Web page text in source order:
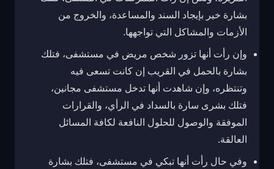
بشارة خير بإيجاد السند والمساعدة، والخروج من
الأزمات والمشاكل التي تواجهها.
وإن رأت أنها تزور شخص مريض في مستشفى، فتلك
بشارة بالحمل في القريب إن كانت تسعى فيه
وتنتظره، وإن شاهدت أنها تدخل مستشفى مجانين،
فتلك بشرى سارة بالسداد في الرأي، والقرارات
الموفقة والوصول للحلول النافعة لكافة المسائل
العالقة.
وفي حال رأت أنها تبكي في مستشفى، فتلك بشارة